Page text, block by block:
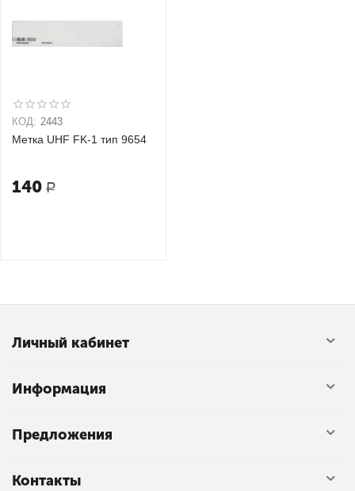
КОД: 2443
Метка UHF FK-1 тип 9654
140 Р
Личный кабинет
Информация
Предложения
Контакты